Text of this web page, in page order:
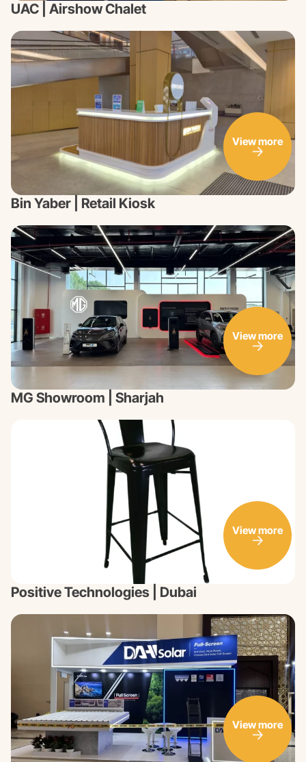
UAC | Airshow Chalet
Bin Yaber | Retail Kiosk
View more
MG Showroom | Sharjah
View more
Positive Technologies | Dubai
View more
View more